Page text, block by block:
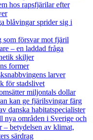
hos rapsfjärilar efter
blåvingar sprider sig i
som försvar mot fjäril
– en laddad fråga
skiljer
former
larver
för stadslivet
miljontals dollar
kan ge fjärilsvingar färg
danska habitatspecialister
nya områden i Sverige och
– betydelsen av klimat,
särdrag